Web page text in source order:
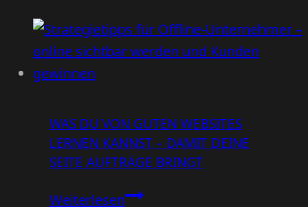
neue
Anfragen
billig
wirkt
was
sie
wirklich
braucht
WAS DU VON GUTEN WEBSITES
LERNEN KANNST – DAMIT DEINE
SEITE AUFTRÄGE BRINGT
WeiterlesenWas